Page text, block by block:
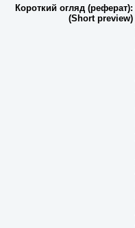
Короткий огляд (реферат):
(Short preview)